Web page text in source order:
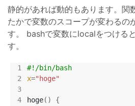
静的があれば動的もあります。関
たかで変数のスコープが変わるの
す。 bashで変数にlocalをつける
す。
1
2
3
4
x="hoge"
hoge()
{